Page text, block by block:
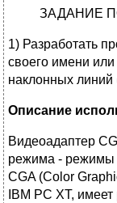
ЗАДАНИЕ
1) Разработать
своего имени
наклонных
Описание
Видеоадаптер
режима - режимы
CGA (Color
IBM PC XT,